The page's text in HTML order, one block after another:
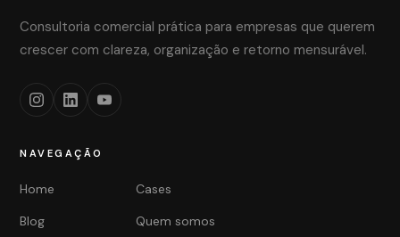
Consultoria comercial prática para empresas que querem
crescer com clareza, organização e retorno mensurável.
NAVEGAÇÃO
Home
Cases
Blog
Quem somos